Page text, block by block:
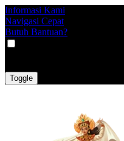
Informasi Kami
Navigasi Cepat
Butuh Bantuan?
Toggle